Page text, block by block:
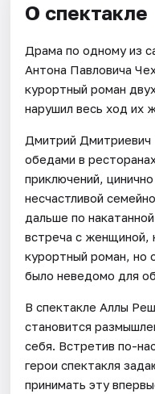
О спектакле
Драма по одному из
Антона Павловича
курортный роман
нарушил весь ход их
Дмитрий Дмитриевич
обедами в
приключений,
несчастливой
дальше по
встреча с женщиной,
курортный роман, но
было неведомо для
В спектакле Аллы
становится
себя. Встретив по-
герои спектакля
принимать эту